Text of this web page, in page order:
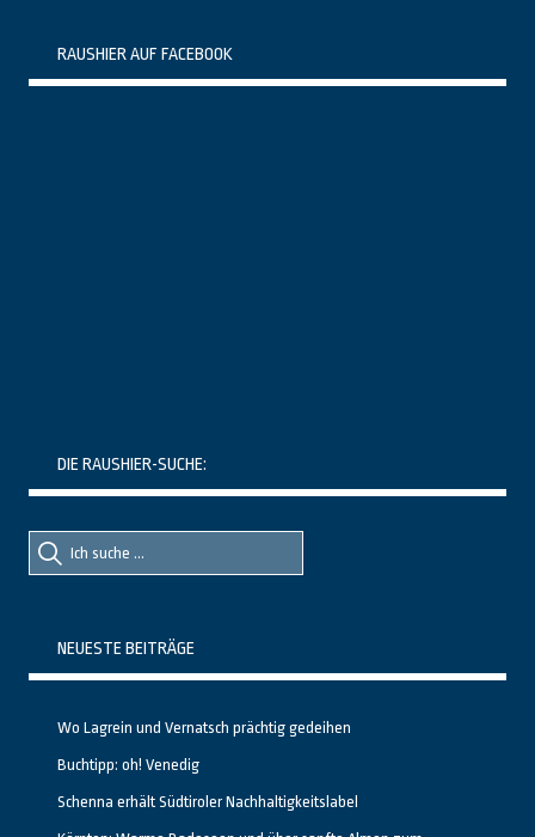
RAUSHIER AUF FACEBOOK
DIE RAUSHIER-SUCHE:
Suche
nach::
Suche
nach:
NEUESTE BEITRÄGE
Wo Lagrein und Vernatsch prächtig gedeihen
Buchtipp: oh! Venedig
Schenna erhält Südtiroler Nachhaltigkeitslabel